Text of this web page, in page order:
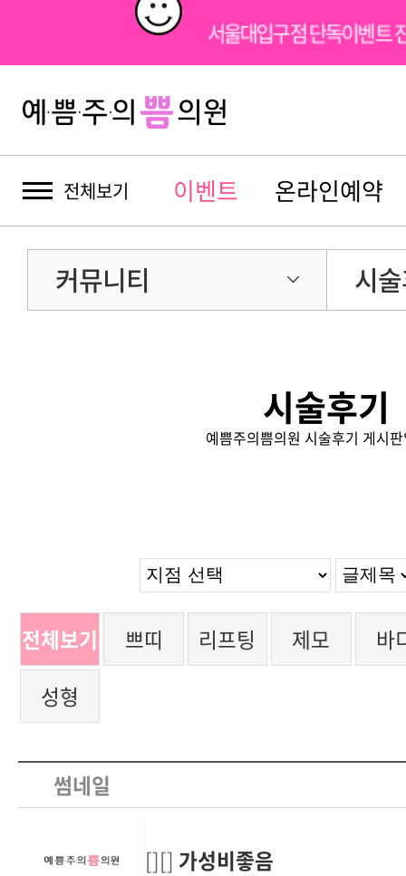
서울대입구점 단독이벤트
전체보기 이벤트 온라인예약
커뮤니티 시
시술후기
예쁨주의쁨의원 시술후기 게시
전체보기 쁘띠 리프팅 제모
바
성형
썸네일
[][] 가성비좋음